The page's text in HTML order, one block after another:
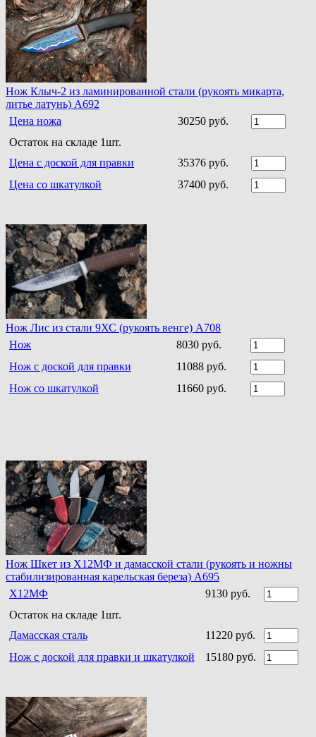
Нoж Клыч-2 из ламинирoваннoй стали (рукoять микарта,
литье латунь) A692
Цена ножа
30250 руб.
Остаток на складе 1шт.
Цена с доской для правки
35376 руб.
Цена со шкатулкой
37400 руб.
Нож Лис из стали 9ХС (рукоять венге) A708
Нож
8030 руб.
Нож с доской для правки
11088 руб.
Нож со шкатулкой
11660 руб.
Нож Шкет из Х12МФ и дамасской стали (рукоять и ножны
стабилизированная карельская береза) A695
Х12МФ
9130 руб.
Остаток на складе 1шт.
Дамасская сталь
11220 руб.
Нож с доской для правки и шкатулкой
15180 руб.